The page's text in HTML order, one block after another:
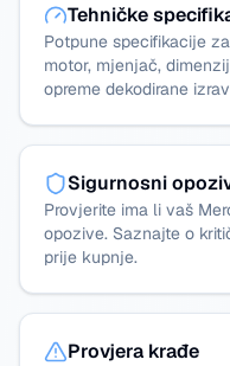
Tehničke
Potpune specifikacije
motor, mjenjač,
opreme dekodirane
Sigurnosni
Provjerite ima li vaš
opozive. Saznajte o
prije kupnje.
Provjera krađe